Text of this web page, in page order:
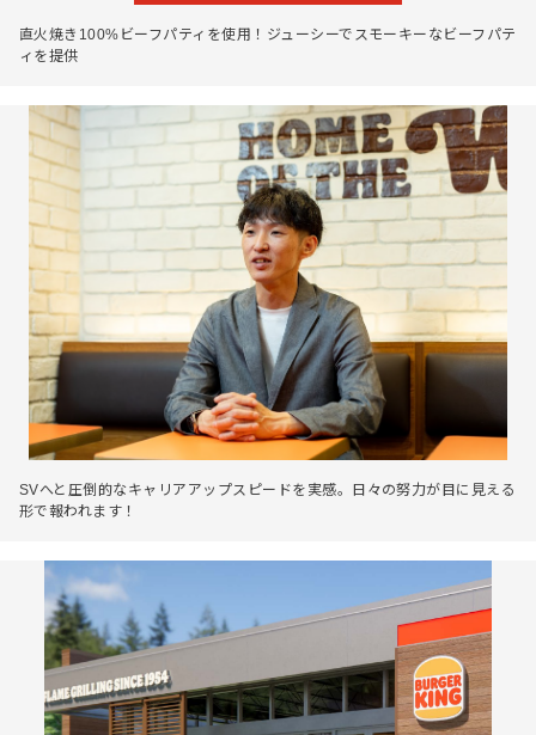
直火焼き100%ビーフパティを使用！ジューシーでスモーキーなビーフパテ
ィを提供
SVへと圧倒的なキャリアアップスピードを実感。日々の努力が目に見える
形で報われます！